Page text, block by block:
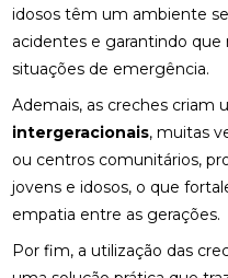
idosos têm um ambiente
acidentes e garantindo
situações de emergência.
Ademais, as creches criam
intergeracionais, muitas
ou centros comunitários,
jovens e idosos, o que
empatia entre as gerações.
Por fim, a utilização das